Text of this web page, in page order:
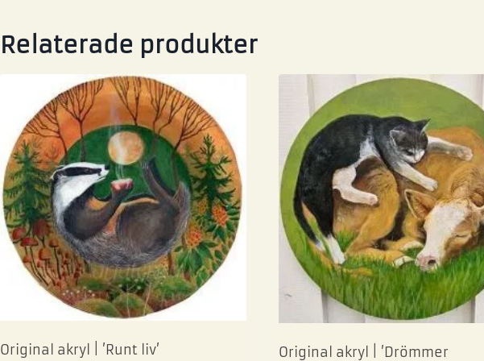
Relaterade produkter
Original akryl | ’Runt liv’ Original akryl | ’Drömmer